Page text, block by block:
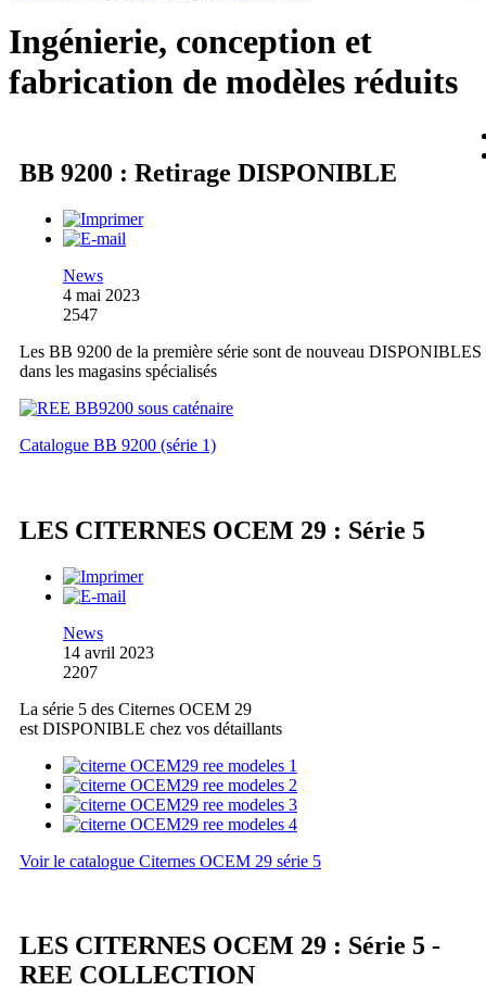
Ingénierie, conception et
fabrication de modèles réduits
BB 9200 : Retirage DISPONIBLE
News
4 mai 2023
2547
Les BB 9200 de la première série sont de nouveau DISPONIBLES
dans les magasins spécialisés
Catalogue BB 9200 (série 1)
LES CITERNES OCEM 29 : Série 5
News
14 avril 2023
2207
La série 5 des Citernes OCEM 29
est DISPONIBLE chez vos détaillants
Voir le catalogue Citernes OCEM 29 série 5
LES CITERNES OCEM 29 : Série 5 -
REE COLLECTION